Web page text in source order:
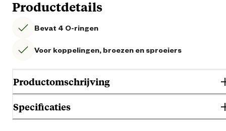
Productdetails
Bevat 4 O-ringen
Voor koppelingen, broezen en sproeiers
Productomschrijving
Specificaties